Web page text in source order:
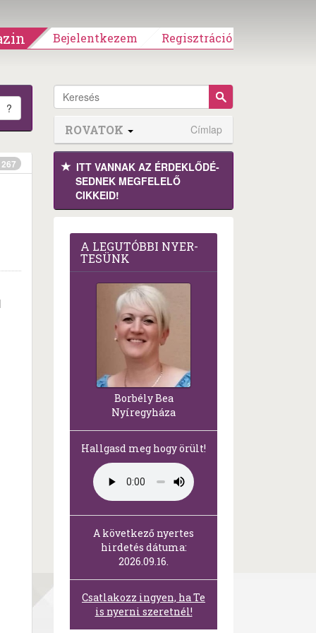
Bejelentkezem Regisztráció
?
267
ROVATOK Címlap
ITT VANNAK AZ ÉRDEK­LŐDÉ­
SEDNEK MEGFE­LELŐ
CIKKEID!
A LEG­U­TÓB­BI NYER­
TE­SÜNK
Borbély Bea
Nyíregyháza
Hallgasd meg hogy örült!
A következő nyertes
hirdetés dátuma:
2026.09.16.
Csatlakozz ingyen, ha Te
is nyerni szeretnél!